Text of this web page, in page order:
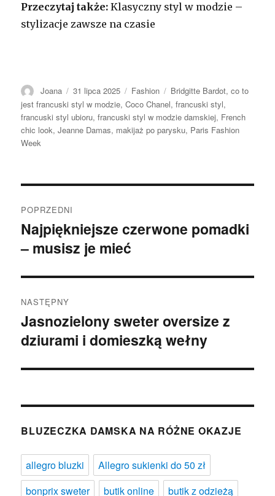
Przeczytaj także: Klasyczny styl w modzie –
stylizacje zawsze na czasie
Autor
Joana Opublikowano
31 lipca 2025 Kategorie
Fashion Tagi
Bridgitte Bardot,co to
jest francuski styl w modzie,Coco Chanel,francuski styl,
francuski styl ubioru,francuski styl w modzie damskiej, French
chic look,Jeanne Damas, makijaż po parysku, Paris Fashion
Week
wpisu
POPRZEDNI
Poprzedni
wpis:
Najpiękniejsze czerwone pomadki
– musisz je mieć
NASTĘPNY
Następny
wpis:
Jasnozielony sweter oversize z
dziurami i domieszką wełny
BLUZECZKA DAMSKA NA RÓŻNE OKAZJE
allegro bluzki
Allegro sukienki do 50 zł
bonprix sweter
butik online
butik z odzieżą